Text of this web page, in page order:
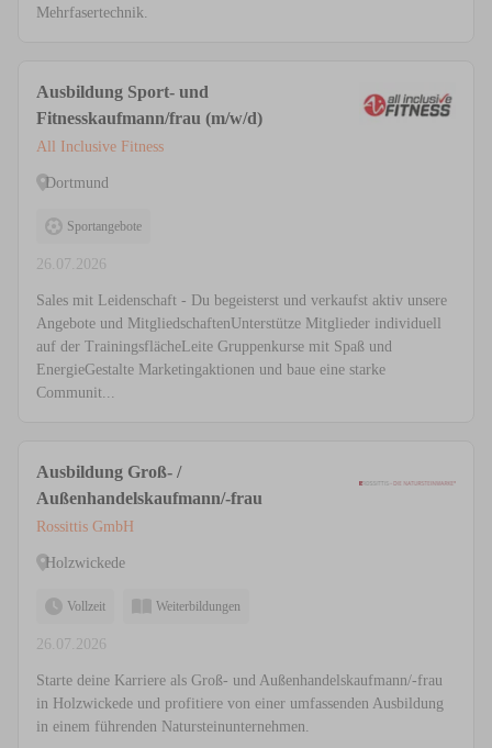
Mehrfasertechnik.
Ausbildung Sport- und
Fitnesskaufmann/frau (m/w/d)
All Inclusive Fitness
Dortmund
Sportangebote
26.07.2026
Sales mit Leidenschaft - Du begeisterst und verkaufst aktiv unsere
Angebote und MitgliedschaftenUnterstütze Mitglieder individuell
auf der TrainingsflächeLeite Gruppenkurse mit Spaß und
EnergieGestalte Marketingaktionen und baue eine starke
Communit...
Ausbildung Groß- /
Außenhandelskaufmann/-frau
Rossittis GmbH
Holzwickede
Vollzeit Weiterbildungen
26.07.2026
Starte deine Karriere als Groß- und Außenhandelskaufmann/-frau
in Holzwickede und profitiere von einer umfassenden Ausbildung
in einem führenden Natursteinunternehmen.